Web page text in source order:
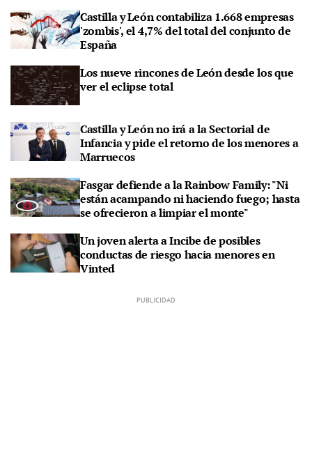
Castilla y León contabiliza 1.668 empresas
'zombis', el 4,7% del total del conjunto de
España
Los nueve rincones de León desde los que
ver el eclipse total
Castilla y León no irá a la Sectorial de
Infancia y pide el retorno de los menores a
Marruecos
Fasgar defiende a la Rainbow Family: "Ni
están acampando ni haciendo fuego; hasta
se ofrecieron a limpiar el monte"
Un joven alerta a Incibe de posibles
conductas de riesgo hacia menores en
Vinted